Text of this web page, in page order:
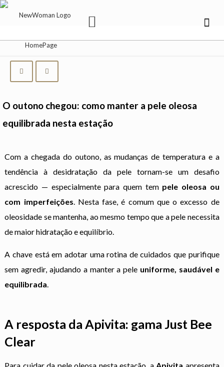
O outono chegou: como manter a pele oleosa
equilibrada nesta estação
Com a chegada do outono, as mudanças de temperatura e a
tendência à desidratação da pele tornam-se um desafio
acrescido — especialmente para quem tem pele oleosa ou
com imperfeições. Nesta fase, é comum que o excesso de
oleosidade se mantenha, ao mesmo tempo que a pele necessita
de maior hidratação e equilíbrio.
A chave está em adotar uma rotina de cuidados que purifique
sem agredir, ajudando a manter a pele uniforme, saudável e
equilibrada.
A resposta da Apivita: gama Just Bee
Clear